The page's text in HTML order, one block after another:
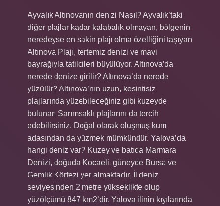
Ayvalık Altınovanın denizi Nasıl? Ayvalık’taki
diğer plajlar kadar kalabalık olmayan, bölgenin
neredeyse en sakin plajı olma özelliğini taşıyan
Altınova Plajı, tertemiz denizi ve mavi
bayrağıyla tatilcileri büyülüyor. Altınova’da
nerede denize girilir? Altınova’da nerede
yüzülür? Altınova’nın uzun, kesintisiz
plajlarında yüzebileceğiniz gibi kuzeyde
bulunan Sarımsaklı plajlarını da tercih
edebilirsiniz. Doğal olarak oluşmuş kum
adasından da yüzmek mümkündür. Yalova’da
hangi deniz var? Kuzey ve batıda Marmara
Denizi, doğuda Kocaeli, güneyde Bursa ve
Gemlik Körfezi yer almaktadır. İl deniz
seviyesinden 2 metre yükseklikte olup
yüzölçümü 847 km2’dir. Yalova ilinin kıyılarında